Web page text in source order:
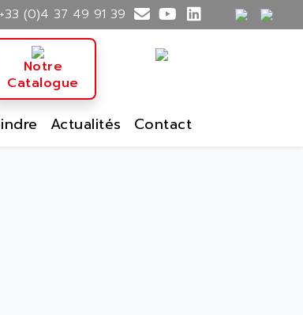
+33 (0)4 37 49 91 39
Notre
Catalogue
Actualités Contact